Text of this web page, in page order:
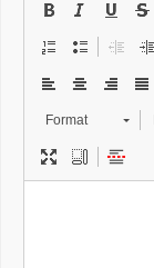
Format